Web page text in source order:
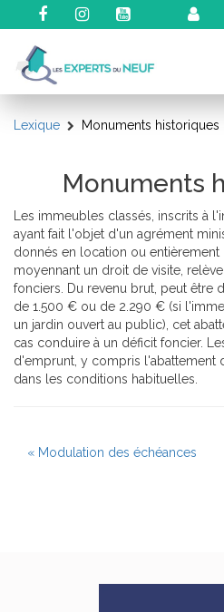
Lexique Monuments historiques
Monuments
Les immeubles classés, inscrits à
ayant fait l'objet d'un agrément
donnés en location ou
moyennant un droit de visite,
fonciers. Du revenu brut, peut être
de 1.500 € ou de 2.290 € (si
un jardin ouvert au public), cet
cas conduire à un déficit foncier.
d'emprunt, y compris l'abattement
dans les conditions habituelles.
« Modulation des échéances